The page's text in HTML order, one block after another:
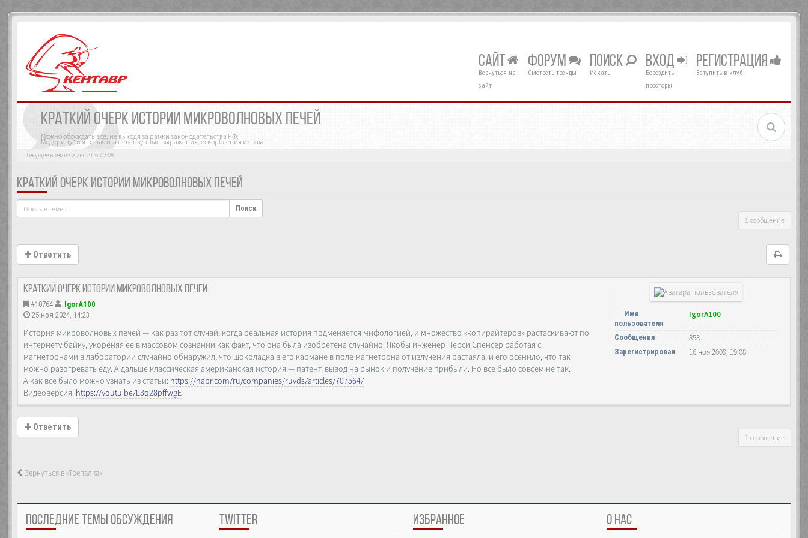
САЙТ
Вернуться на
сайт
ФОРУМ
Смотреть тренды
ПОИСК
Искать
ВХОД
Бороздить
просторы
РЕГИСТРАЦИЯ
Вступить в клуб
КРАТКИЙ ОЧЕРК ИСТОРИИ МИКРОВОЛНОВЫХ ПЕЧЕЙ
Можно обсуждать все, не выходя за рамки законодательства РФ.
Модерируется только на нецензурные выражения, оскорбления и спам.
Текущее время: 08 авг 2026, 02:08
КРАТКИЙ ОЧЕРК ИСТОРИИ МИКРОВОЛНОВЫХ ПЕЧЕЙ
Поиск
1 сообщение
Ответить
Краткий очерк истории микроволновых печей
#10764
IgorA100
25 ноя 2024, 14:23
История микроволновых печей — как раз тот случай, когда реальная история подменяется мифологией, и множество «копирайтеров» растаскивают по
интернету байку, укореняя её в массовом сознании как факт, что она была изобретена случайно. Якобы инженер Перси Спенсер работая с
магнетронами в лаборатории случайно обнаружил, что шоколадка в его кармане в поле магнетрона от излучения растаяла, и его осенило, что так
можно разогревать еду. А дальше классическая американская история — патент, вывод на рынок и получение прибыли. Но всё было совсем не так.
А как все было можно узнать из статьи: https://habr.com/ru/companies/ruvds/articles/707564/
Видеоверсия: https://youtu.be/L3q28pffwgE
Имя
пользователя
IgorA100
Сообщения 858
Зарегистрирован 16 ноя 2009, 19:08
Ответить
1 сообщение
Вернуться в «Трепалка»
ПОСЛЕДНИЕ ТЕМЫ ОБСУЖДЕНИЯ TWITTER ИЗБРАННОЕ О НАС